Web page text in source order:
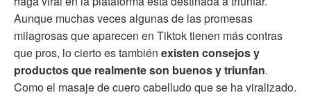
Aunque muchas veces algunas de las promesas
milagrosas que aparecen en Tiktok tienen más contras
que pros, lo cierto es también existen consejos y
productos que realmente son buenos y triunfan.
Como el masaje de cuero cabelludo que se ha viralizado.